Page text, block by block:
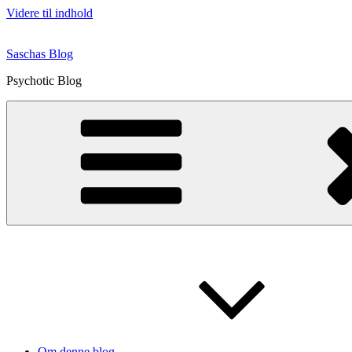
Videre til indhold
Saschas Blog
Psychotic Blog